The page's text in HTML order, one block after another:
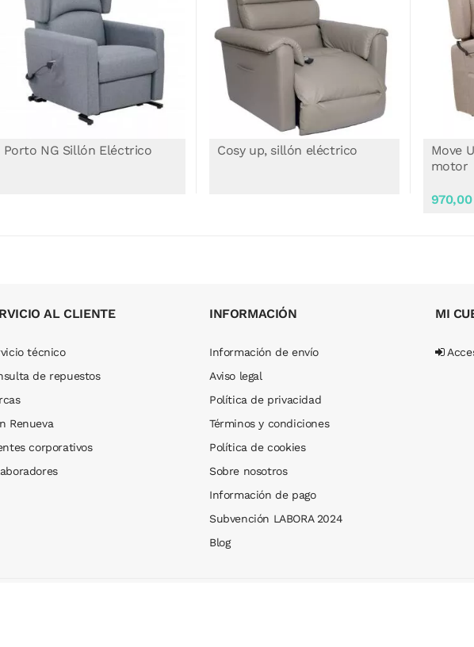
Cosy up, sillón eléctrico
Move Up, Sillón Eléctrico 1
motor
AL CLIENTE
técnico
de repuestos
Renueva
corporativos
INFORMACIÓN
Información de envío
Aviso legal
Política de privacidad
Términos y condiciones
Política de cookies
Sobre nosotros
Información de pago
Subvención LABORA 2024
Blog
MI